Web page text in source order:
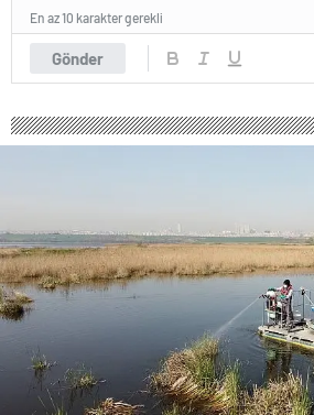
Gönder
En az 10 karakter gerekli